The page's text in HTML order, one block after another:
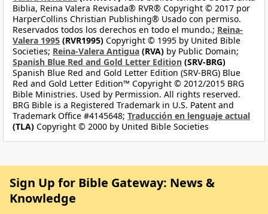
Biblia, Reina Valera Revisada® RVR® Copyright © 2017 por
HarperCollins Christian Publishing® Usado con permiso.
Reservados todos los derechos en todo el mundo.; Reina-
Valera 1995 (RVR1995) Copyright © 1995 by United Bible
Societies; Reina-Valera Antigua (RVA) by Public Domain;
Spanish Blue Red and Gold Letter Edition (SRV-BRG)
Spanish Blue Red and Gold Letter Edition (SRV-BRG) Blue
Red and Gold Letter Edition™ Copyright © 2012/2015 BRG
Bible Ministries. Used by Permission. All rights reserved.
BRG Bible is a Registered Trademark in U.S. Patent and
Trademark Office #4145648; Traducción en lenguaje actual
(TLA) Copyright © 2000 by United Bible Societies
Sign Up for Bible Gateway: News &
Knowledge